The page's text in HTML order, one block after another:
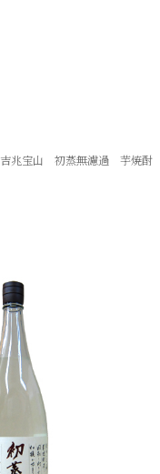
吉兆宝山 初蒸無濾過 芋焼酎